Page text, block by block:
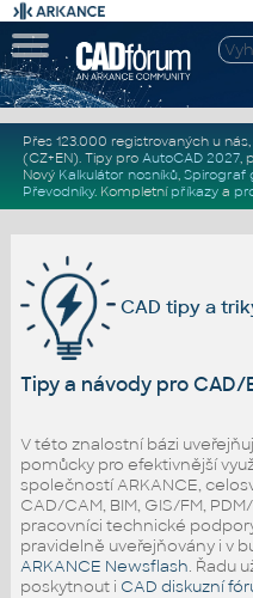
Přes 123.000 registrovaných u
(CZ+EN). Tipy pro AutoCAD 2027,
Nový Kalkulátor nosníků, Spirograf
Převodníky. Kompletní příkazya
CAD tipy a
Tipy a návody pro
V této znalostní bázi
pomůcky pro efektivnější
společností ARKANCE,
CAD/CAM, BIM, GIS/FM,
pracovníci technické
pravidelně uveřejňovány i v
ARKANCE Newsflash. Řadu
poskytnout i CAD diskuzní